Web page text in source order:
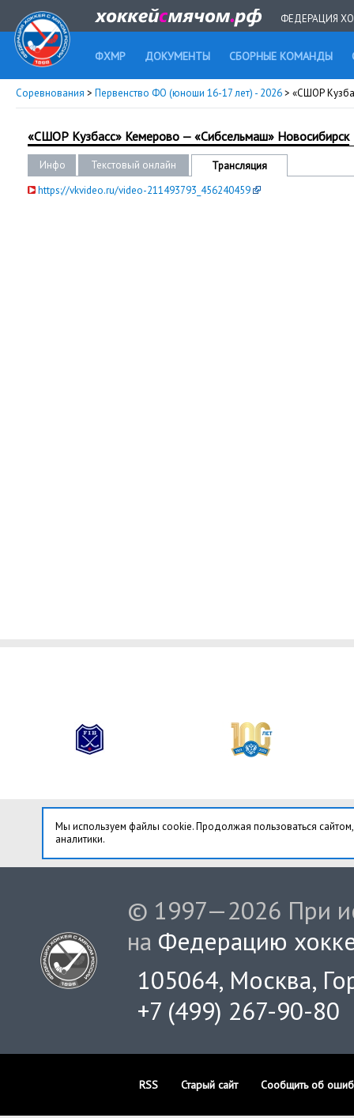
ФЕДЕРАЦИЯ
ФХМР ДОКУМЕНТЫ СБОРНЫЕ КОМАНДЫ
Соревнования > Первенство ФО (юноши 16-17 лет) - 2026> «СШОР
«СШОР Кузбасс» Кемерово — «Сибсельмаш» Новосибирск
Инфо Текстовый онлайн
Трансляция
https://vkvideo.ru/video-211493793_456240459
Мы используем файлы cookie. Продолжая пользоваться
аналитики.
© 1997—2026 При
на Федерацию
105064, Москва,
+7 (499) 267-90-80
RSS Старый сайт Сообщить об